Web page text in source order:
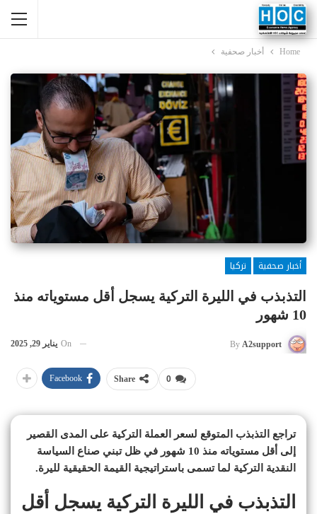
Home أخبار صحفية
أخبار صحفية
تركيا
التذبذب في الليرة التركية يسجل أقل مستوياته منذ
10 شهور
By A2support
On يناير 29, 2025
0
Share
Facebook
تراجع التذبذب المتوقع لسعر العملة التركية على المدى القصير
إلى أقل مستوياته منذ 10 شهور في ظل تبني صناع السياسة
النقدية التركية لما تسمى باستراتيجية القيمة الحقيقية لليرة.
التذبذب في الليرة التركية يسجل أقل